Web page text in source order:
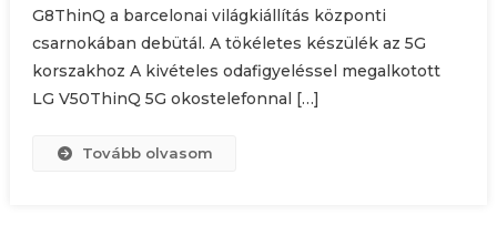
G8ThinQ a barcelonai világkiállítás központi
csarnokában debütál. A tökéletes készülék az 5G
korszakhoz A kivételes odafigyeléssel megalkotott
LG V50ThinQ 5G okostelefonnal […]
Tovább olvasom